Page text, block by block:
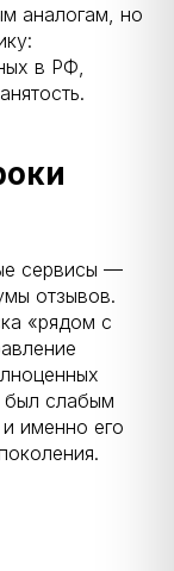
аналогам, но
в РФ,
сервисы —
отзывов.
«рядом с
был слабым
именно его